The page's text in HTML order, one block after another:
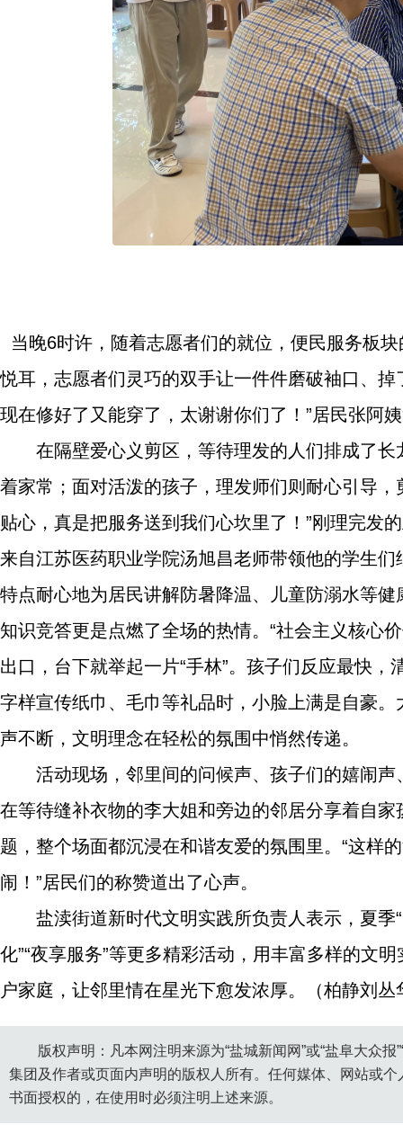
当晚6时许，随着志愿者们的就位，便民服务板
悦耳，志愿者们灵巧的双手让一件件磨破袖口、
现在修好了又能穿了，太谢谢你们了！”居民张阿
在隔壁爱心义剪区，等待理发的人们排成了
着家常；面对活泼的孩子，理发师们则耐心引导
贴心，真是把服务送到我们心坎里了！”刚理完发
来自江苏医药职业学院汤旭昌老师带领他的学生
特点耐心地为居民讲解防暑降温、儿童防溺水等
知识竞答更是点燃了全场的热情。“社会主义核心
出口，台下就举起一片“手林”。孩子们反应最快
字样宣传纸巾、毛巾等礼品时，小脸上满是自豪
声不断，文明理念在轻松的氛围中悄然传递。
活动现场，邻里间的问候声、孩子们的嬉闹
在等待缝补衣物的李大姐和旁边的邻居分享着自
题，整个场面都沉浸在和谐友爱的氛围里。“这样
闹！”居民们的称赞道出了心声。
盐渎街道新时代文明实践所负责人表示，夏季
化”“夜享服务”等更多精彩活动，用丰富多样的文
户家庭，让邻里情在星光下愈发浓厚。（柏静刘丛
版权声明：凡本网注明来源为“盐城新闻网”或“盐阜大众
集团及作者或页面内声明的版权人所有。任何媒体、网站或
书面授权的，在使用时必须注明上述来源。